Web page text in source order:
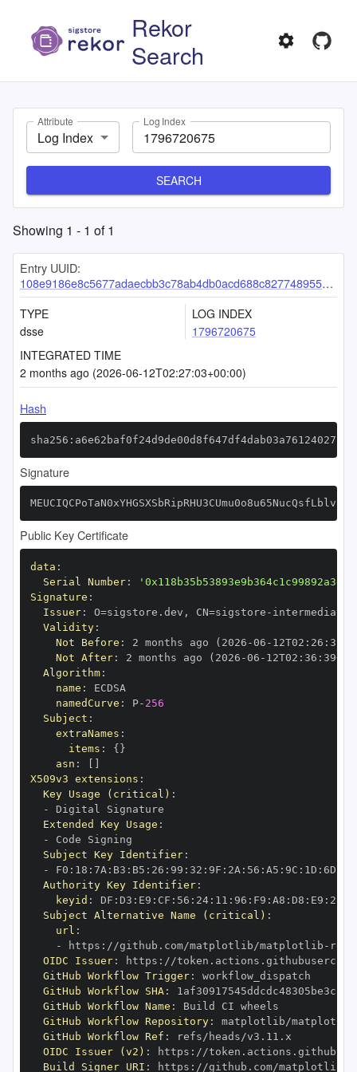
Rekor
Search
Attribute
Log Index
Log Index
SEARCH
Showing 1 - 1 of1
Entry UUID:
108e9186e8c5677adaecbb3c78ab4db0acd688c8277489556e87c18bd7faa15043c62920cb01af8f
TYPE
dsse
LOG INDEX
1796720675
INTEGRATED TIME
2 months ago (2026-06-12T02:27:03+00:00)
Hash
Signature
Public Key Certificate
data :
Serial Number:
Signature :
Issuer: O=sigstore.dev , CN=sigstore -
Validity:
Not Before : 2 months ago (2026 -06 - 12T02 : 26 :
Not After: 2 months ago (2026 -06 - 12T02 : 36 : 39+00
Algorithm:
name :
namedCurve : P- 256
Subject :
extraNames :
items : { }
asn :
X509v3 extensions :
Key Usage (critical) :
-
Extended Key Usage :
-
Subject Key Identifier:
-
F0 : 18 : 7A : B3 : B5 : 26 : 99 : 32 : 9F : 2A : 56 : A5 : 9C : 1D : 6D
Authority Key Identifier:
keyid : DF : D3 : E9 : CF : 56 : 24: 11 : 96 : F9 : A8 : D8 : E9 : 28
Subject Alternative Name (critical) :
url :
-
https : //github.com/matplotlib/matplotlib -
OIDC Issuer: https :
GitHub Workflow Trigger:
GitHub Workflow SHA:
GitHub Workflow Name :
GitHub Workflow Repository: matplotlib/matplotlib
GitHub Workflow Ref :
OIDC Issuer (v2) : https :
Build Signer URI : https : //github.com/matplotlib/